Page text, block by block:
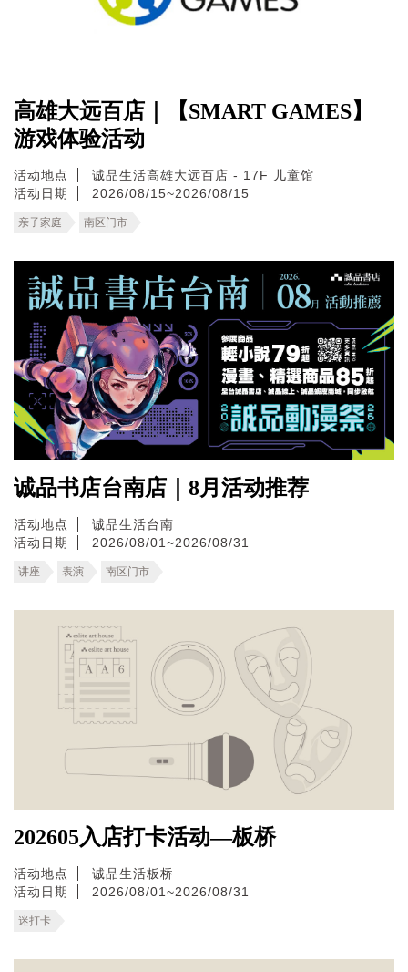
高雄大远百店｜【SMART GAMES】
游戏体验活动
活动地点
诚品生活高雄大远百店 - 17F 儿童馆
活动日期
2026/08/15~2026/08/15
亲子家庭 南区门市
诚品书店台南店｜8月活动推荐
活动地点
诚品生活台南
活动日期
2026/08/01~2026/08/31
讲座 表演 南区门市
202605入店打卡活动—板桥
活动地点
诚品生活板桥
活动日期
2026/08/01~2026/08/31
迷打卡